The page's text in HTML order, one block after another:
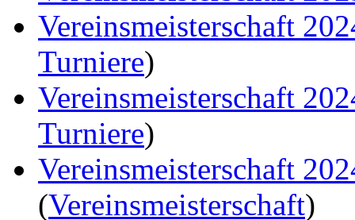
Vereinsmeisterschaft
Turniere)
Vereinsmeisterschaft
Turniere)
Vereinsmeisterschaft
(Vereinsmeisterschaft)